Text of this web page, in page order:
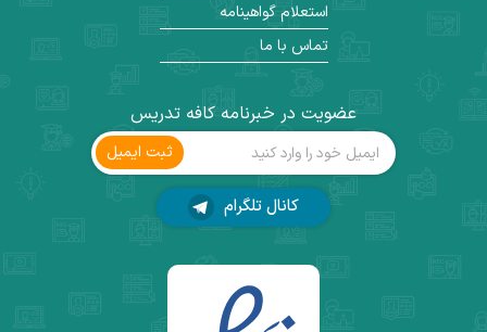
عضویت در خبرنامه کافه تدریس
ثبت ‌ایمیل
کانال تلگرام
استعلام گواهینامه
تماس با ما